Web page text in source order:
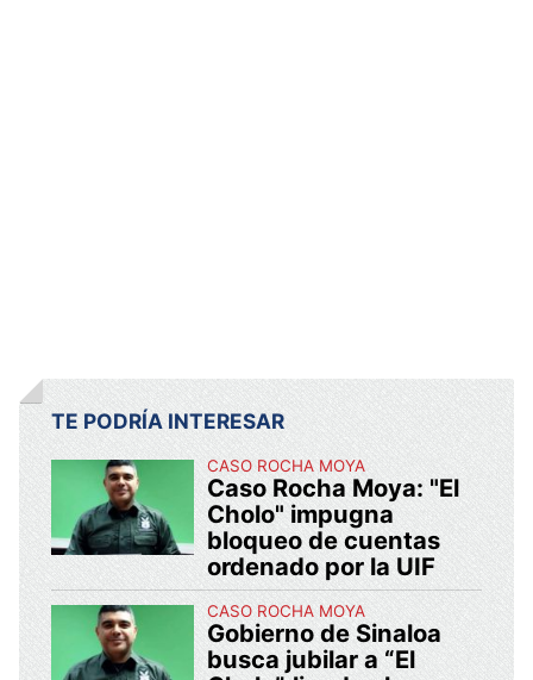
TE PODRÍA INTERESAR
CASO ROCHA MOYA
Caso Rocha Moya: "El
Cholo" impugna
bloqueo de cuentas
ordenado por la UIF
CASO ROCHA MOYA
Gobierno de Sinaloa
busca jubilar a “El